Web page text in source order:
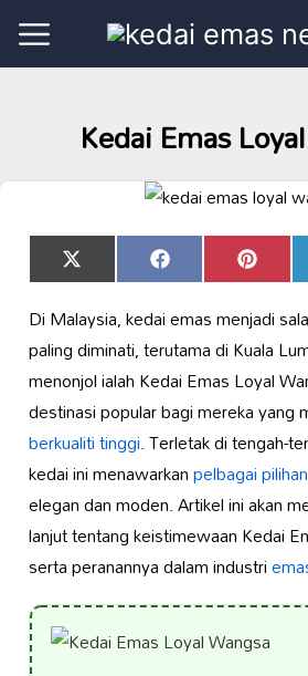
Kedai Emas
Share
on
X
(Twitter)
Share
on
Facebook Share
on
Pinterest
Di Malaysia, kedai emas menjadi
paling diminati, terutama di Kuala
menonjol ialah Kedai Emas Loyal
destinasi popular bagi mereka yang
berkualiti tinggi. Terletak di tengah-
kedai ini menawarkanpelbagai
elegan dan moden. Artikel ini akan
lanjut tentang keistimewaan Kedai
serta peranannya dalam industri